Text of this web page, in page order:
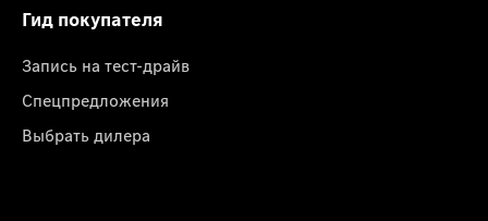
Гид покупателя
Запись на тест-драйв
Спецпредложения
Выбрать дилера